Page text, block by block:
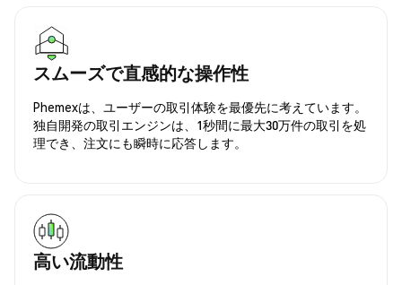
スムーズで直感的な操作性
Phemexは、ユーザーの取引体験を最優先に考えています。
独自開発の取引エンジンは、1秒間に最大30万件の取引を処
理でき、注文にも瞬時に応答します。
高い流動性